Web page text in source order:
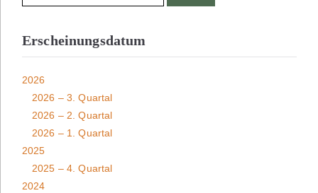
Erscheinungsdatum
2026
2026 – 3. Quartal
2026 – 2. Quartal
2026 – 1. Quartal
2025
2025 – 4. Quartal
2024